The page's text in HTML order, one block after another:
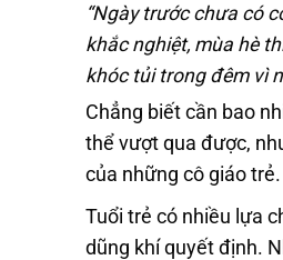
“Ngày trước chưa có
khắc nghiệt, mùa hè
khóc tủi trong đêm vì
Chẳng biết cần bao
thể vượt qua được,
của những cô giáo trẻ.
Tuổi trẻ có nhiều lựa
dũng khí quyết định.